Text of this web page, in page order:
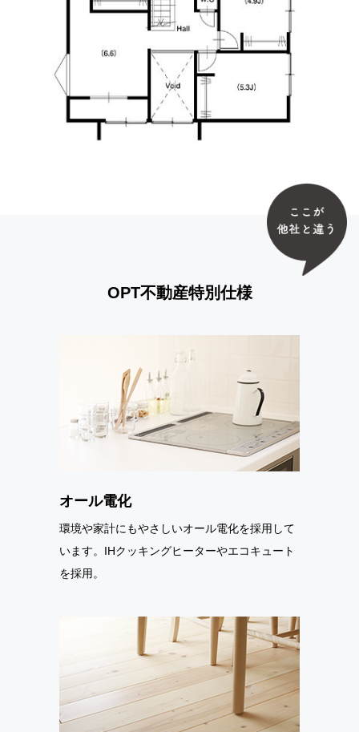
OPT不動産特別仕様
オール電化
環境や家計にもやさしいオール電化を採用して
います。IHクッキングヒーターやエコキュート
を採用。